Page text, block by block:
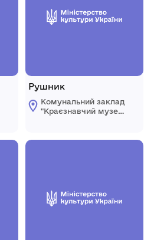
Рушник
Комунальний заклад
"Краєзнавчий музей